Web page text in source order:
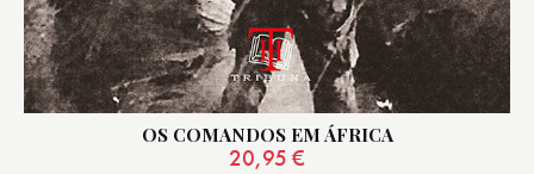
OS COMANDOS EM ÁFRICA
20,95 €